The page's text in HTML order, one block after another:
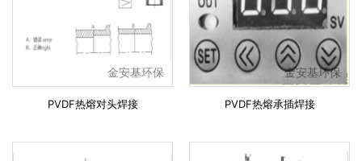
金安基环保
PVDF热熔对头焊接
金安基环保
PVDF热熔承插焊接